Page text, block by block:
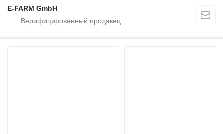
E-FARM GmbH